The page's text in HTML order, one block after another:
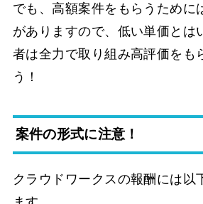
でも、高額案件をもらうために
がありますので、低い単価とは
者は全力で取り組み高評価をも
う！
案件の形式に注意！
クラウドワークスの報酬には以